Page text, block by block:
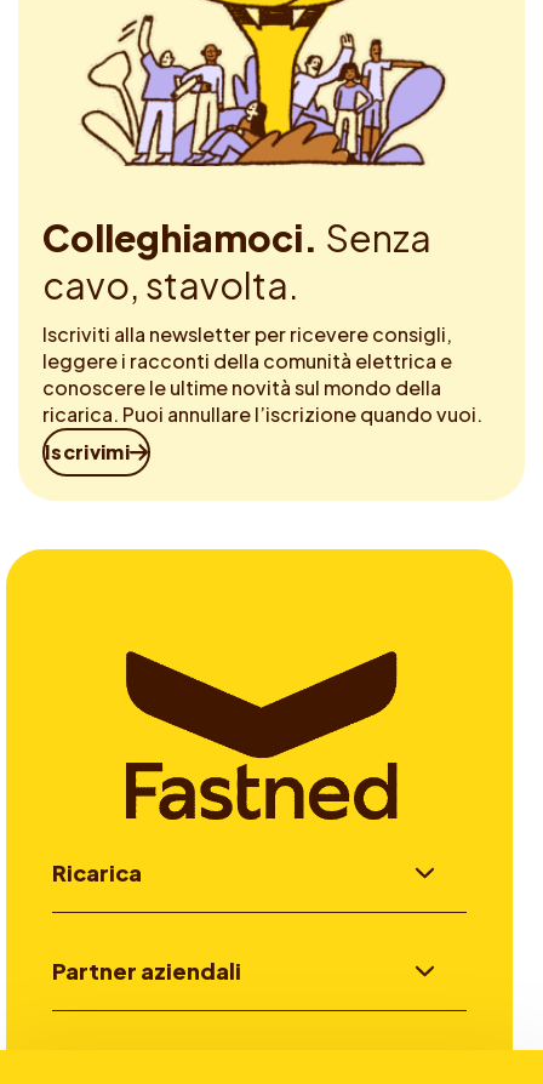
Colleghiamoci. Senza
cavo, stavolta.
Iscriviti alla newsletter per ricevere consigli,
leggere i racconti della comunità elettrica e
conoscere le ultime novità sul mondo della
ricarica. Puoi annullare l’iscrizione quando vuoi.
Iscrivimi
Ricarica
Partner aziendali